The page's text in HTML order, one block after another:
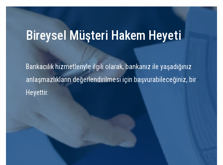
Bireysel Müşteri Hakem Heyeti
Bankacılık hizmetleriyle ilgili olarak, bankanız ile yaşadığınız
anlaşmazlıkların değerlendirilmesi için başvurabileceğiniz, bir
Heyettir.